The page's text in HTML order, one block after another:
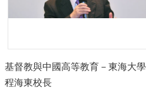
基督教與中國高等教育－東海大學
程海東校長